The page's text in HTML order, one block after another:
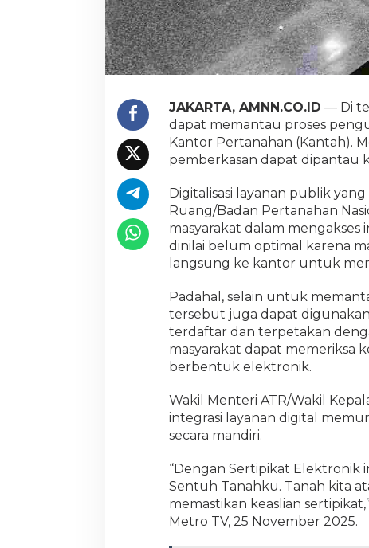
s
a
n
T
a
h
B
i
a
p
a
t
a
L
e
w
a
t
A
l
k
a
i
JAKARTA, AMNN.CO.ID — Di
dapat memantau proses
Kantor Pertanahan (Kantah).
pemberkasan dapat dipantau
Digitalisasi layanan publik
Ruang/Badan Pertanahan
masyarakat dalam
dinilai belum optimal karena
langsung ke kantor untuk
Padahal, selain untuk
tersebut juga dapat
terdaftar dan terpetakan
masyarakat dapat memeriksa
berbentuk elektronik.
Wakil Menteri ATR/Wakil
integrasi layanan digital
secara mandiri.
“Dengan Sertipikat Elektronik
Sentuh Tanahku. Tanah kita
memastikan keaslian
Metro TV, 25 November 2025.